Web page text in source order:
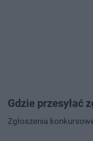
Gdzie przesyłać
Zgłoszenia